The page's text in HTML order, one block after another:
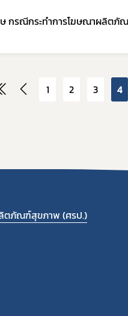
ษ กรณีกระทำการโฆษณาผลิต
1 2 3 4
ลิตภัณฑ์สุขภาพ (ศรป.)